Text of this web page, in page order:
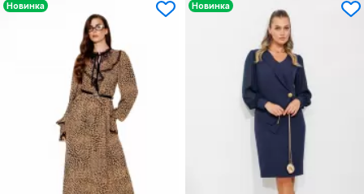
Новинка Новинка